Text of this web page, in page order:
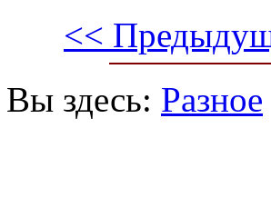
<<
Вы здесь: Разное